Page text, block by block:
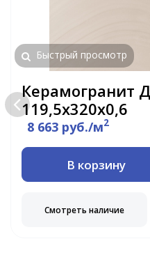
Быстрый просмотр
Керамогранит
119,5x320x0,6
8 663 руб./м2
В корзину
Смотреть наличие